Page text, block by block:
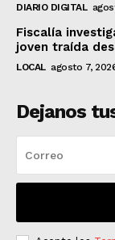
DIARIO DIGITAL
Fiscalía
joven traída
LOCAL agosto 7,
Dejanos